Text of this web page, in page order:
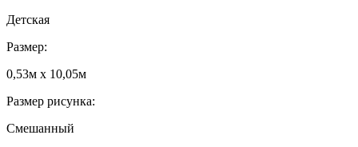
Детская
Размер:
0,53м x 10,05м
Размер рисунка:
Смешанный